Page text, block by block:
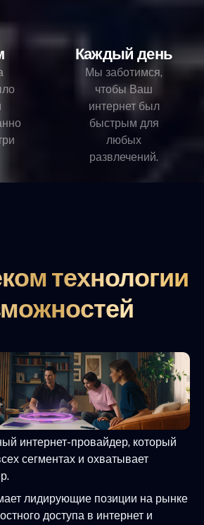
Каждый день
Мы заботимся,
чтобы Ваш
интернет был
быстрым для
любых
развлечений.
технологии
интернет-провайдер, который
сегментах и охватывает
лидирующие позиции на рынке
доступа в интернет и